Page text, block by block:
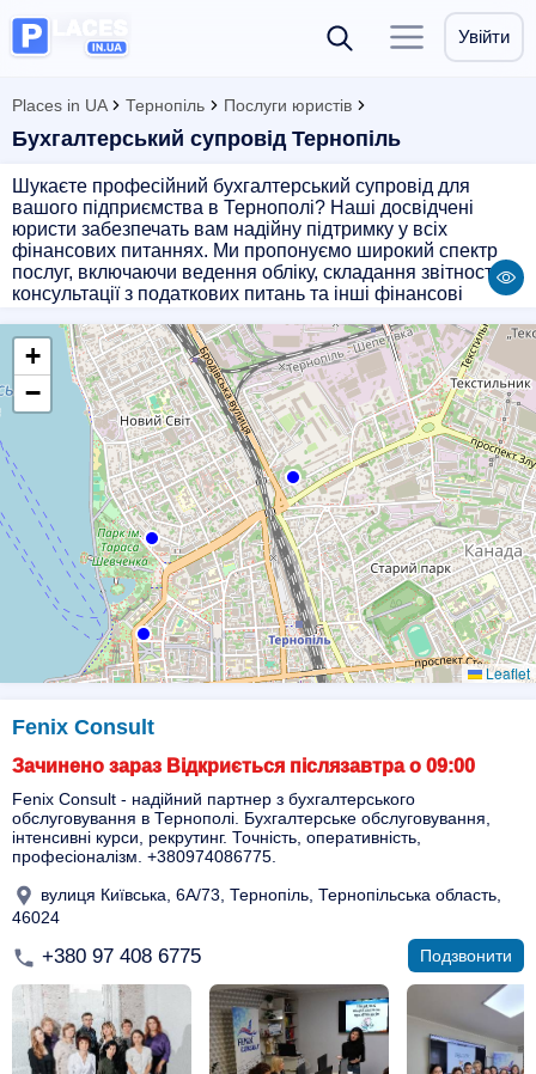
Увійти
Places in UA Тернопіль Послуги юристів
Бухгалтерський супровід Тернопіль
Шукаєте професійний бухгалтерський супровід для
вашого підприємства в Тернополі? Наші досвідчені
юристи забезпечать вам надійну підтримку у всіх
фінансових питаннях. Ми пропонуємо широкий спектр
послуг, включаючи ведення обліку, складання звітності,
консультації з податкових питань та інші фінансові
фінансову стратегію і відповідати всім вимогам
законодавства. Звертайтеся до нас для професійного
бухгалтерського супроводу в Тернополі!
+
−
Leaflet
Fenix Consult
Зачинено зараз Відкриється післязавтра о 09:00
Fenix Consult - надійний партнер з бухгалтерського
обслуговування в Тернополі. Бухгалтерське обслуговування,
інтенсивні курси, рекрутинг. Точність, оперативність,
професіоналізм. +380974086775.
вулиця Київська, 6А/73, Тернопіль, Тернопільська область,
46024
+380 97 408 6775 Подзвонити